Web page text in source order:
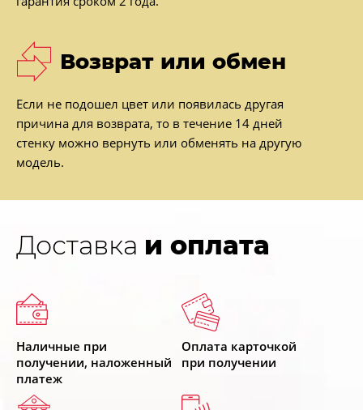
Возврат или обмен
Если не подошел цвет или появилась другая
причина для возврата, то в течение 14 дней
стенку можно вернуть или обменять на другую
модель.
Доставка и оплата
Наличные при
получении, наложенный
платеж
Оплата карточкой
при получении